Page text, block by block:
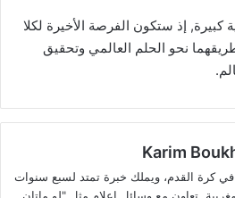
كبيرة, إذ ستكون الفرصة الأخيرة لكلا
نحو الحلم العالمي وتحقيق
Karim
القدم، ويملك خبرة تمتد لسبع سنوات